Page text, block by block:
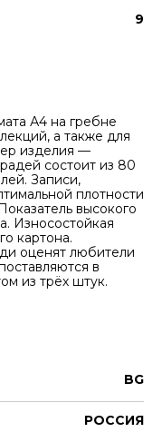
9
А4 на гребне
а также для
изделия —
состоит из 80
Записи,
плотности
высокого
Износостойкая
картона.
оценят любители
в
из трёх штук.
BG
РОССИЯ